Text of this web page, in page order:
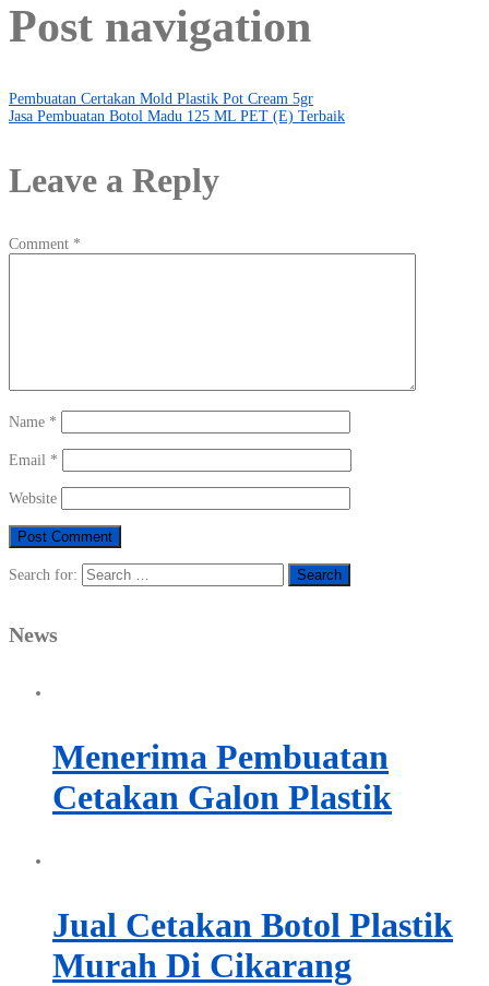
Post navigation
Pembuatan Certakan Mold Plastik Pot Cream 5gr
Jasa Pembuatan Botol Madu 125 ML PET (E) Terbaik
Leave a Reply
Comment *
Name *
Email *
Website
Search for:
News
Menerima Pembuatan
Cetakan Galon Plastik
Jual Cetakan Botol Plastik
Murah Di Cikarang